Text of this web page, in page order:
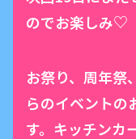
のでお楽しみ♡
お祭り、周年祭
らのイベントの
す。キッチンカ